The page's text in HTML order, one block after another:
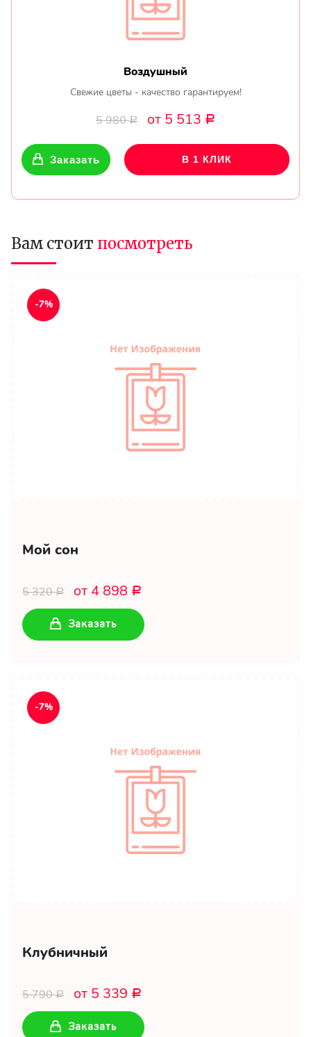
Воздушный
Свежие цветы - качество гарантируем!
5 980Р от 5 513 Р
Заказать В 1 КЛИК
Вам стоит посмотреть
-7%
Мой сон
5 320Р от 4 898 Р
Заказать
-7%
Клубничный
5 790Р от 5 339 Р
Заказать